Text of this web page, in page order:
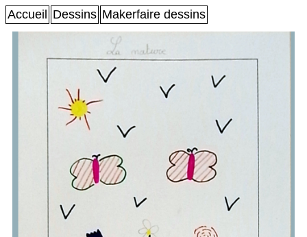
Accueil Dessins Makerfaire dessins